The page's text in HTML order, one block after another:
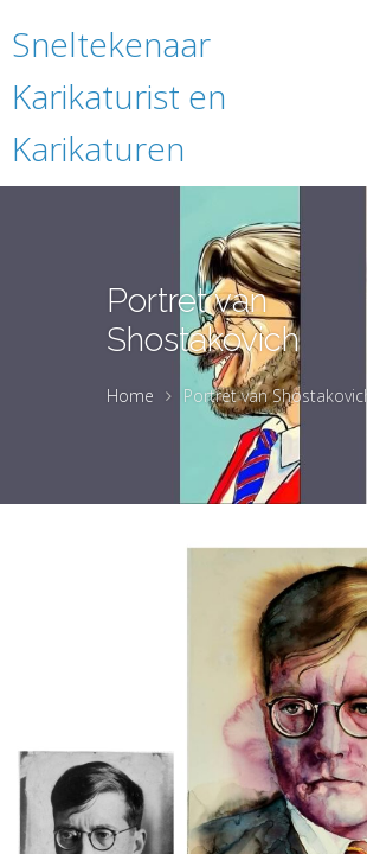
Sneltekenaar
Karikaturist en
Karikaturen
Portret van
Shostakovich
Home Portret van Shostakovich